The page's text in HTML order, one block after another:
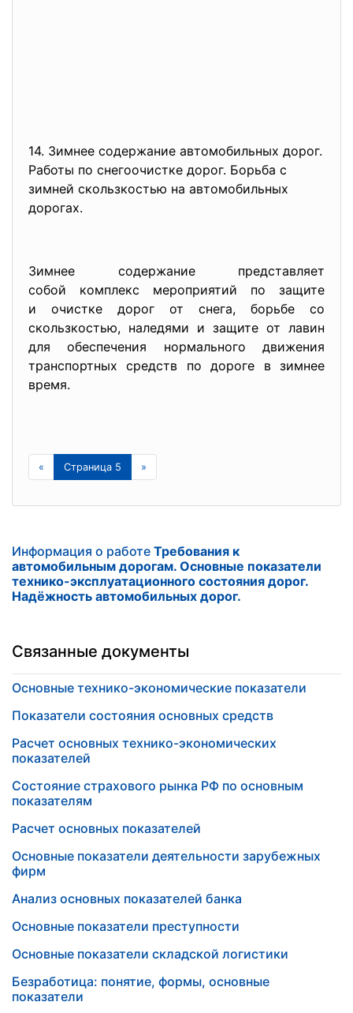
14. Зимнее содержание автомобильных дорог.
Работы по снегоочистке дорог. Борьба с
зимней скользкостью на автомобильных
дорогах.
Зимнее содержание представляет
собой комплекс мероприятий по защите
и очистке дорог от снега, борьбе со
скользкостью, наледями и защите от лавин
для обеспечения нормального движения
транспортных средств по дороге в зимнее
время.
« Страница 5 »
Информация о работе Требования к
автомобильным дорогам. Основные показатели
технико-эксплуатационного состояния дорог.
Надёжность автомобильных дорог.
Связанные документы
Основные технико-экономические показатели
Показатели состояния основных средств
Расчет основных технико-экономических
показателей
Состояние страхового рынка РФ по основным
показателям
Расчет основных показателей
Основные показатели деятельности зарубежных
фирм
Анализ основных показателей банка
Основные показатели преступности
Основные показатели складской логистики
Безработица: понятие, формы, основные
показатели